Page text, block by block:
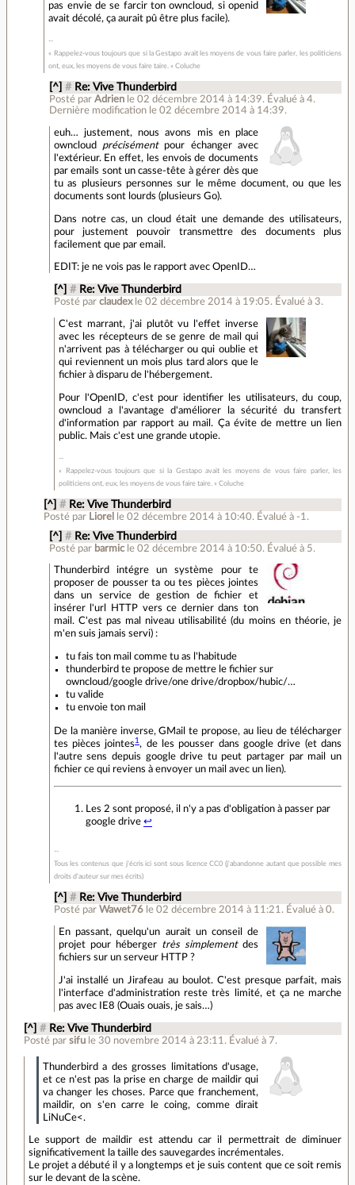
pas envie de se farcir ton owncloud, si openid
avait décolé, ça aurait pû être plus facile).
« Rappelez-vous toujours que si la Gestapo avait les moyens de vous faire parler, les politiciens
ont, eux, les moyens de vous faire taire. » Coluche
[^] # Re: Vive Thunderbird
Posté par Adrien le 02 décembre 2014 à 14:39. Évalué à 4.
Dernière modification le 02 décembre 2014 à 14:39.
euh… justement, nous avons mis en place
owncloud précisémentpour échanger avec
l'extérieur. En effet, les envois de documents
par emails sont un casse-tête à gérer dès que
tu as plusieurs personnes sur le même document, ou que les
documents sont lourds (plusieurs Go).
Dans notre cas, un cloud était une demande des utilisateurs,
pour justement pouvoir transmettre des documents plus
facilement que par email.
EDIT: je ne vois pas le rapport avec OpenID…
[^] # Re: Vive Thunderbird
Posté parclaudex le 02 décembre 2014 à 19:05. Évalué à 3.
C'est marrant, j'ai plutôt vu l'effet inverse
avec les récepteurs de se genre de mail qui
n'arrivent pas à télécharger ou qui oublie et
qui reviennent un mois plus tard alors que le
fichier à disparu de l'hébergement.
Pour l'OpenID, c'est pour identifier les utilisateurs, du coup,
owncloud a l'avantage d'améliorer la sécurité du transfert
d'information par rapport au mail. Ça évite de mettre un lien
public. Mais c'est une grande utopie.
« Rappelez-vous toujours que si la Gestapo avait les moyens de vous faire parler, les
politiciens ont, eux, les moyens de vous faire taire. » Coluche
[^] # Re: Vive Thunderbird
Posté par Liorel le 02 décembre 2014 à 10:40. Évalué à -1 .
[^] # Re: Vive Thunderbird
Posté par barmic le 02 décembre 2014 à 10:50. Évalué à 5.
Thunderbird intégre un système pour te
proposer de pousser ta ou tes pièces jointes
dans un service de gestion de fichier et
insérer l'url HTTP vers ce dernier dans ton
mail. C'est pas mal niveau utilisabilité (du moins en théorie, je
m'en suis jamais servi) :
tu fais ton mail comme tu as l'habitude
thunderbird te propose de mettre le fichier sur
owncloud/google drive/one drive/dropbox/hubic/…
tu valide
tu envoie ton mail
De la manière inverse, GMail te propose, au lieu de télécharger
tes pièces jointes1 , de les pousser dans google drive (et dans
l'autre sens depuis google drive tu peut partager par mail un
fichier ce qui reviens à envoyer un mail avec un lien).
Les 2 sont proposé, il n'y a pas d'obligation à passer par
google drive ↩
Tous les contenus que j'écris ici sont sous licence CC0 (j'abandonne autant que possible mes
droits d'auteur sur mes écrits)
[^] # Re: Vive Thunderbird
Posté par Wawet76 le 02 décembre 2014 à 11:21. Évalué à0.
En passant, quelqu'un aurait un conseil de
projet pour héberger très simplementdes
fichiers sur un serveur HTTP ?
J'ai installé un Jirafeau au boulot. C'est presque parfait, mais
l'interface d'administration reste très limité, et ça ne marche
pas avec IE8 (Ouais ouais, je sais…)
[^] # Re: Vive Thunderbird
Posté par sifu le 30 novembre 2014 à 23:11 . Évalué à 7.
Thunderbird a des grosses limitations d'usage,
et ce n'est pas la prise en charge de maildir qui
va changer les choses. Parce que franchement,
maildir, on s'en carre le coing, comme dirait
LiNuCe<.
Le support de maildir est attendu car il permettrait de diminuer
significativement la taille des sauvegardes incrémentales.
Le projet a débuté il y a longtemps et je suis content que ce soit remis
sur le devant de la scène.